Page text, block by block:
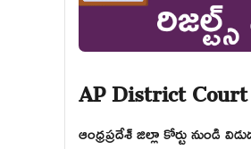
AP District
ఆంధ్రప్రదేశ్ జిల్లా కోర్టు నుండి